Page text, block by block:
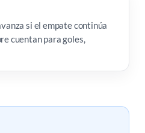
si el empate continúa
cuentan para goles,